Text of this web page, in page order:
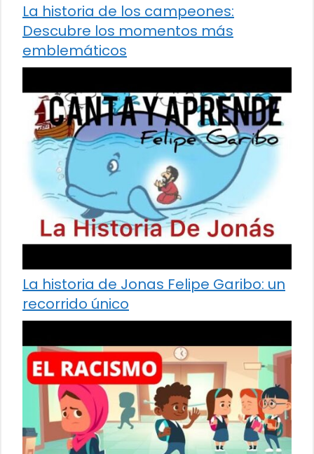
La historia de los campeones:
Descubre los momentos más
emblemáticos
La historia de Jonas Felipe Garibo: un
recorrido único